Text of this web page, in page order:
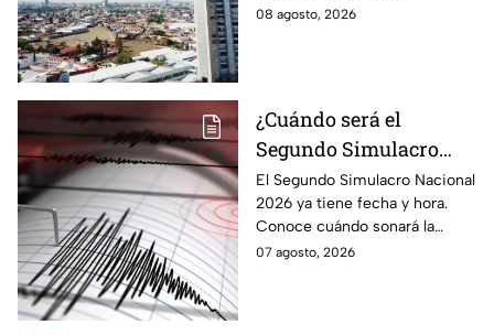
temperaturas de hasta 40 °C
08 agosto, 2026
¿Cuándo será el
Segundo Simulacro
Nacional 2026? A esta
hora sonará la alerta
sísmica
El Segundo Simulacro Nacional
2026 ya tiene fecha y hora.
Conoce cuándo sonará la
alerta sísmica y qué ocurrirá
07 agosto, 2026